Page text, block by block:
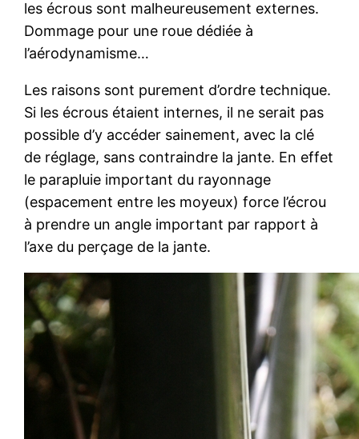
les écrous sont malheureusement externes.
Dommage pour une roue dédiée à
l’aérodynamisme…
Les raisons sont purement d’ordre technique.
Si les écrous étaient internes, il ne serait pas
possible d’y accéder sainement, avec la clé
de réglage, sans contraindre la jante. En effet
le parapluie important du rayonnage
(espacement entre les moyeux) force l’écrou
à prendre un angle important par rapport à
l’axe du perçage de la jante.